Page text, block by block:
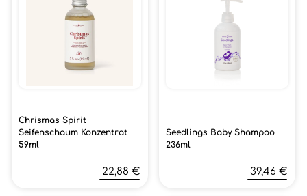
Chrismas Spirit
Seifenschaum Konzentrat
59ml
22,88 €
Seedlings Baby Shampoo
236ml
39,46 €